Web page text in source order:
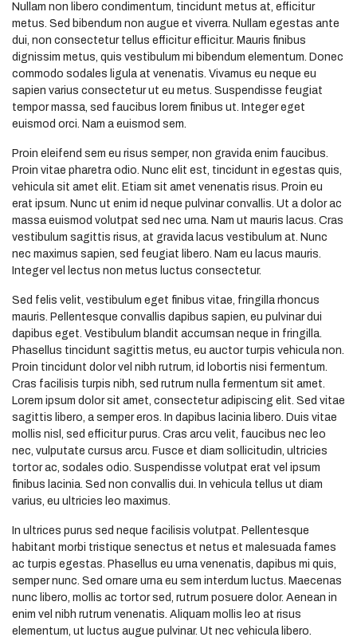
Nullam non libero condimentum, tincidunt metus at, efficitur
metus. Sed bibendum non augue et viverra. Nullam egestas ante
dui, non consectetur tellus efficitur efficitur. Mauris finibus
dignissim metus, quis vestibulum mi bibendum elementum. Donec
commodo sodales ligula at venenatis. Vivamus eu neque eu
sapien varius consectetur ut eu metus. Suspendisse feugiat
tempor massa, sed faucibus lorem finibus ut. Integer eget
euismod orci. Nam a euismod sem.
Proin eleifend sem eu risus semper, non gravida enim faucibus.
Proin vitae pharetra odio. Nunc elit est, tincidunt in egestas quis,
vehicula sit amet elit. Etiam sit amet venenatis risus. Proin eu
erat ipsum. Nunc ut enim id neque pulvinar convallis. Ut a dolor ac
massa euismod volutpat sed nec urna. Nam ut mauris lacus. Cras
vestibulum sagittis risus, at gravida lacus vestibulum at. Nunc
nec maximus sapien, sed feugiat libero. Nam eu lacus mauris.
Integer vel lectus non metus luctus consectetur.
Sed felis velit, vestibulum eget finibus vitae, fringilla rhoncus
mauris. Pellentesque convallis dapibus sapien, eu pulvinar dui
dapibus eget. Vestibulum blandit accumsan neque in fringilla.
Phasellus tincidunt sagittis metus, eu auctor turpis vehicula non.
Proin tincidunt dolor vel nibh rutrum, id lobortis nisi fermentum.
Cras facilisis turpis nibh, sed rutrum nulla fermentum sit amet.
Lorem ipsum dolor sit amet, consectetur adipiscing elit. Sed vitae
sagittis libero, a semper eros. In dapibus lacinia libero. Duis vitae
mollis nisl, sed efficitur purus. Cras arcu velit, faucibus nec leo
nec, vulputate cursus arcu. Fusce et diam sollicitudin, ultricies
tortor ac, sodales odio. Suspendisse volutpat erat vel ipsum
finibus lacinia. Sed non convallis dui. In vehicula tellus ut diam
varius, eu ultricies leo maximus.
In ultrices purus sed neque facilisis volutpat. Pellentesque
habitant morbi tristique senectus et netus et malesuada fames
ac turpis egestas. Phasellus eu urna venenatis, dapibus mi quis,
semper nunc. Sed ornare urna eu sem interdum luctus. Maecenas
nunc libero, mollis ac tortor sed, rutrum posuere dolor. Aenean in
enim vel nibh rutrum venenatis. Aliquam mollis leo at risus
elementum, ut luctus augue pulvinar. Ut nec vehicula libero.